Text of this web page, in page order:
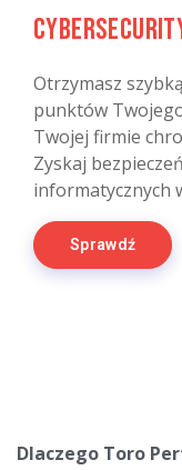
Otrzymasz
punktów
Twojej firmie
Zyskaj
informatycznych
Sprawdź
Dlaczego Toro